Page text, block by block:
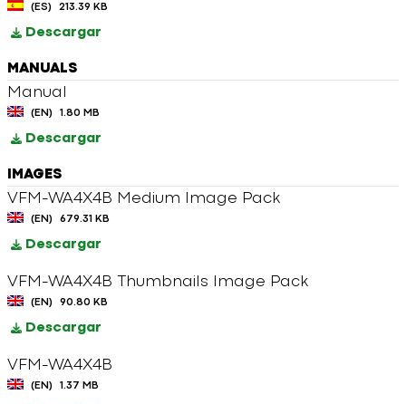
(ES) 213.39 KB
Descargar
MANUALS
Manual
(EN) 1.80 MB
Descargar
IMAGES
VFM-WA4X4B Medium Image Pack
(EN) 679.31 KB
Descargar
VFM-WA4X4B Thumbnails Image Pack
(EN) 90.80 KB
Descargar
VFM-WA4X4B
(EN) 1.37 MB